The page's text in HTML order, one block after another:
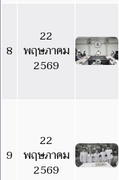
8
22
พฤษภาคม
2569
9
22
พฤษภาคม
2569